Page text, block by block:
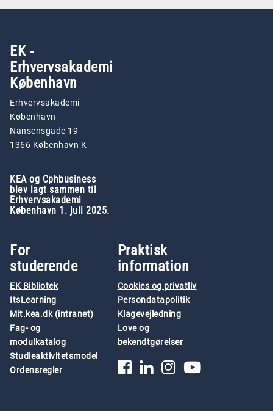
EK -
Erhvervsakademi
København
Erhvervsakademi
København
Nansensgade 19
1366 København K
KEA og Cphbusiness
blev lagt sammen til
Erhvervsakademi
København 1. juli 2025.
For
studerende
EK Bibliotek
ItsLearning
Mit.kea.dk (intranet)
Fag- og
modulkatalog
Studieaktivitetsmodel
Ordensregler
Praktisk
information
Cookies og privatliv
Persondatapolitik
Klagevejledning
Love og
bekendtgørelser